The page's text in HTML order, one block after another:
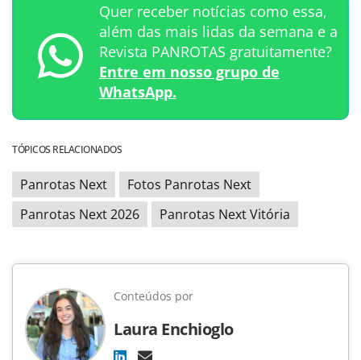
Quer receber notícias como essa,
além das mais lidas da semana e a
Revista PANROTAS gratuitamente?
Entre em nosso grupo de
WhatsApp.
TÓPICOS RELACIONADOS
Panrotas Next
Fotos Panrotas Next
Panrotas Next 2026
Panrotas Next Vitória
Conteúdos por
Laura Enchioglo